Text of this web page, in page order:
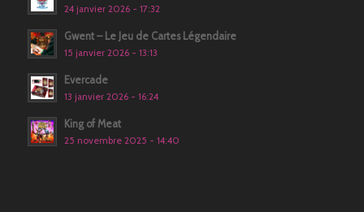
24 janvier 2026 - 17:32
Gwent – Le Jeu de Cartes Légendaire
15 janvier 2026 - 13:13
Evercade
13 janvier 2026 - 16:24
King of Meat
25 novembre 2025 - 14:40